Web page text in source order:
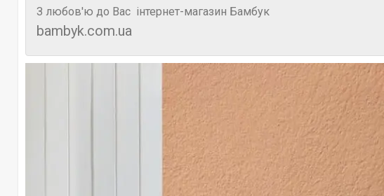
З любов'ю до Вас інтернет-магазин Бамбук
bambyk.com.ua